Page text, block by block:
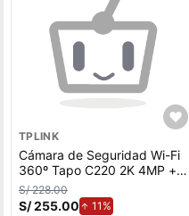
TPLINK
Cámara de Seguridad Wi-Fi
360º Tapo C220 2K 4MP +
Micro SD 128gb - Tplink
S/ 228.00
S/ 255.00 11%